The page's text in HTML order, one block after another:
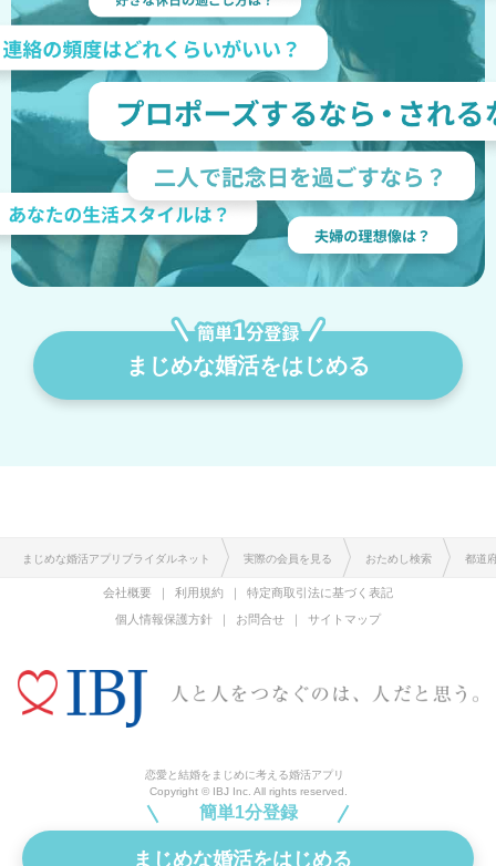
まじめな婚活をはじめる
簡単1分登録
まじめな婚活をはじめる
まじめな婚活アプリブライダルネット 実際の会員を見る おためし検索 都道
会社概要 利用規約
特定商取引法に基づく表記
個人情報保護方針
お問合せ サイトマップ
恋愛と結婚をまじめに考える婚活アプリ
Copyright © IBJ Inc. All rights reserved.